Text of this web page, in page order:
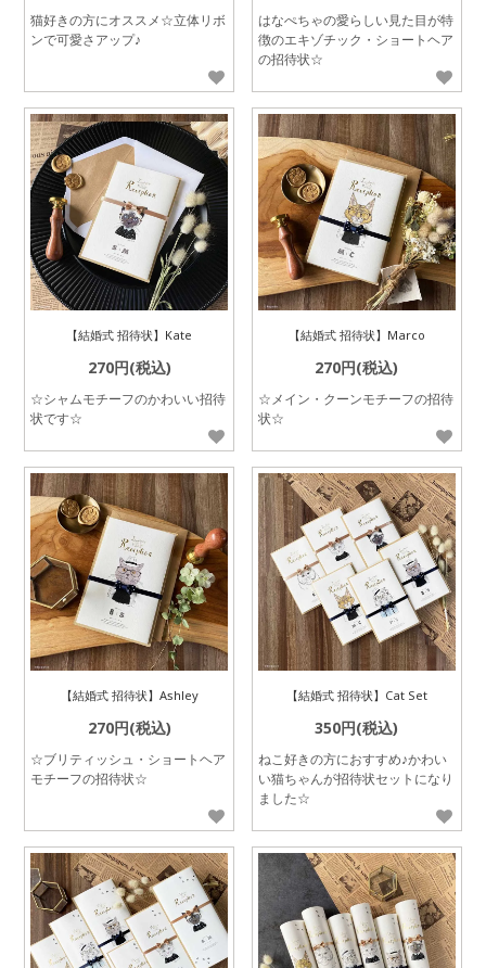
猫好きの方にオススメ☆立体リボ
ンで可愛さアップ♪
はなぺちゃの愛らしい見た目が特
徴のエキゾチック・ショートヘア
の招待状☆
【結婚式 招待状】Kate
270円(税込)
☆シャムモチーフのかわいい招待
状です☆
【結婚式 招待状】Marco
270円(税込)
☆メイン・クーンモチーフの招待
状☆
【結婚式 招待状】Ashley
270円(税込)
☆ブリティッシュ・ショートヘア
モチーフの招待状☆
【結婚式 招待状】Cat Set
350円(税込)
ねこ好きの方におすすめ♪かわい
い猫ちゃんが招待状セットになり
ました☆